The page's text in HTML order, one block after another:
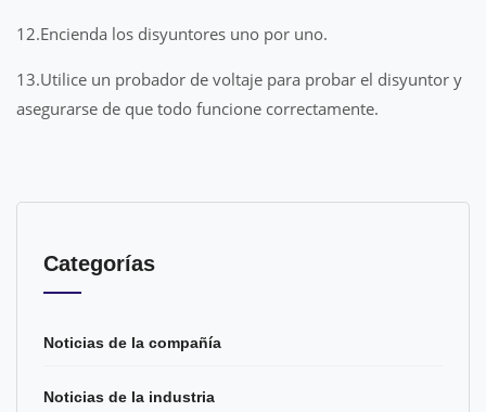
12.Encienda los disyuntores uno por uno.
13.Utilice un probador de voltaje para probar el disyuntor y
asegurarse de que todo funcione correctamente.
Categorías
Noticias de la compañía
Noticias de la industria